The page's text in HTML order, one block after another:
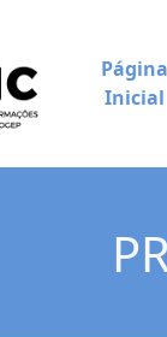
Página
Inicial